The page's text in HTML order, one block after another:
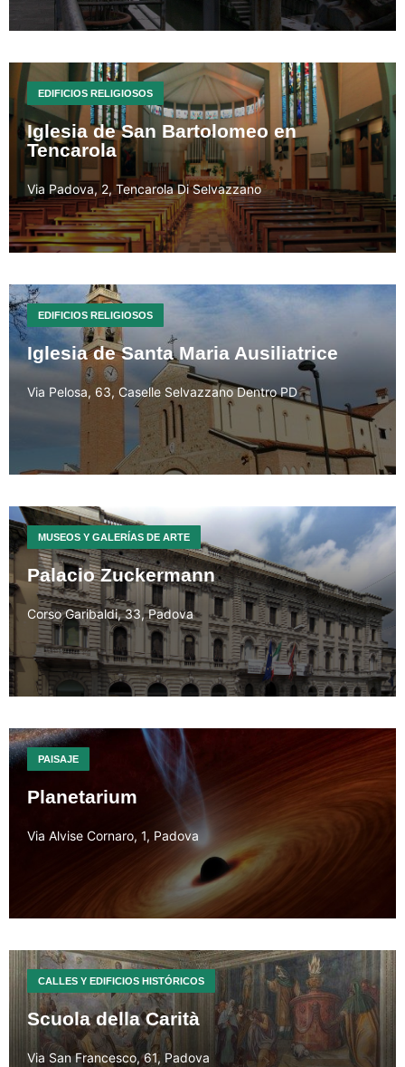
EDIFICIOS RELIGIOSOS
Iglesia de San Bartolomeo en
Tencarola
Via Padova, 2, Tencarola Di Selvazzano
EDIFICIOS RELIGIOSOS
Iglesia de Santa Maria Ausiliatrice
Via Pelosa, 63, Caselle Selvazzano Dentro PD
MUSEOS Y GALERÍAS DE ARTE
Palacio Zuckermann
Corso Garibaldi, 33, Padova
PAISAJE
Planetarium
Via Alvise Cornaro, 1, Padova
CALLES Y EDIFICIOS HISTÓRICOS
Scuola della Carità
Via San Francesco, 61, Padova